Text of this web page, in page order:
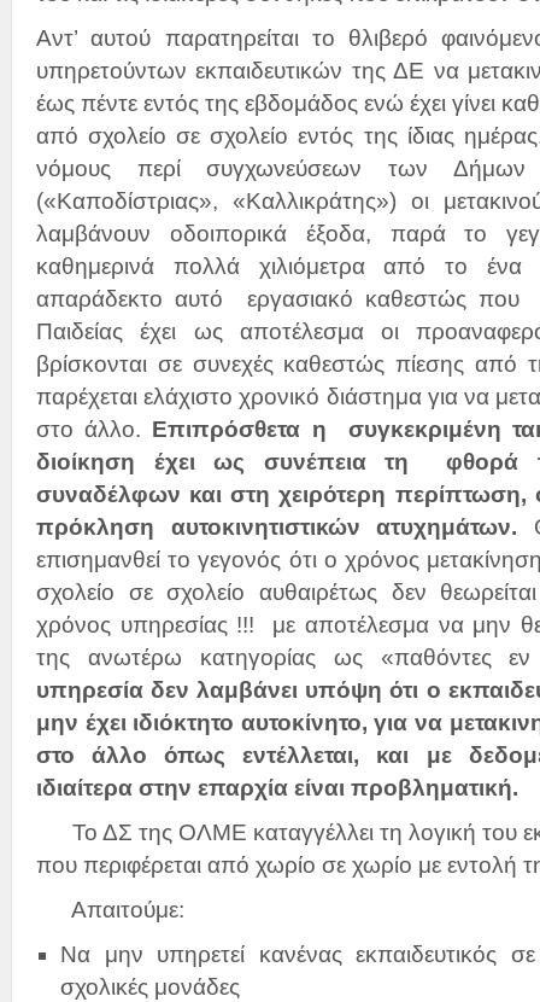
Αντ’ αυτού παρατηρείται το θλιβερό
υπηρετούντων εκπαιδευτικών της ΔΕ να
έως πέντε εντός της εβδομάδος ενώ έχει γίνει
από σχολείο σε σχολείο εντός της ίδιας
νόμους περί συγχωνεύσεων των Δήμων
(«Καποδίστριας», «Καλλικράτης») οι
λαμβάνουν οδοιπορικά έξοδα, παρά το
καθημερινά πολλά χιλιόμετρα από το
απαράδεκτο αυτό εργασιακό καθεστώς που
Παιδείας έχει ως αποτέλεσμα οι
βρίσκονται σε συνεχές καθεστώς πίεσης από
παρέχεται ελάχιστο χρονικό διάστημα για να
στο άλλο. Επιπρόσθετα η συγκεκριμένη
διοίκηση έχει ως συνέπεια τη φθορά
συναδέλφων και στη χειρότερη περίπτωση,
πρόκληση αυτοκινητιστικών ατυχημάτων.
επισημανθεί το γεγονός ότι ο χρόνος
σχολείο σε σχολείο αυθαιρέτως δεν
χρόνος υπηρεσίας !!! με αποτέλεσμα να μην
της ανωτέρω κατηγορίας ως «παθόντες
υπηρεσία δεν λαμβάνει υπόψη ότι ο
μην έχει ιδιόκτητο αυτοκίνητο, για να
στο άλλο όπως εντέλλεται, και με
ιδιαίτερα στην επαρχία είναι προβληματική.
Το ΔΣ της ΟΛΜΕ καταγγέλλει τη λογική του
που περιφέρεται από χωρίο σε χωρίο με εντολή
Απαιτούμε:
Να μην υπηρετεί κανένας εκπαιδευτικός
σχολικές μονάδες